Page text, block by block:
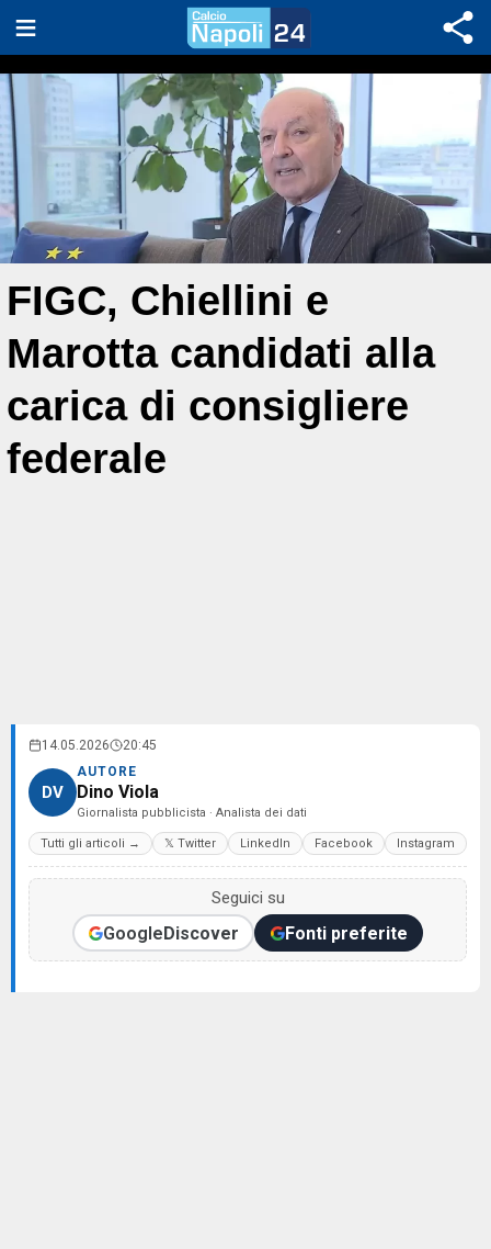
FIGC, Chiellini e
Marotta candidati alla
carica di consigliere
federale
14.05.2026 20:45
DV
AUTORE
Dino Viola
Giornalista pubblicista · Analista dei dati
Tutti gli articoli → 𝕏 Twitter LinkedIn Facebook Instagram
Seguici su
GoogleDiscover Fonti preferite